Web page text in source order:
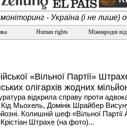
- Україна (і не лише)
Human rights Міжнародні
«Вільної Партії»
олігархів жодних
відкрила справу проти
Мьохель, Домінік Шрайбер
Колишній шеф «Вільної Партії
Штрахе (на фото)...